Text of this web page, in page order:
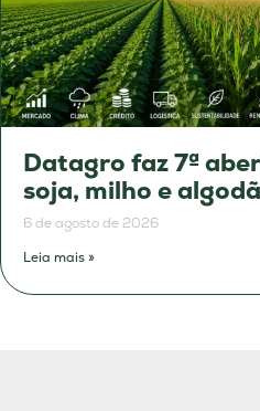
Datagro faz 7ª
soja, milho e
6 de agosto de 2026
Leia mais »